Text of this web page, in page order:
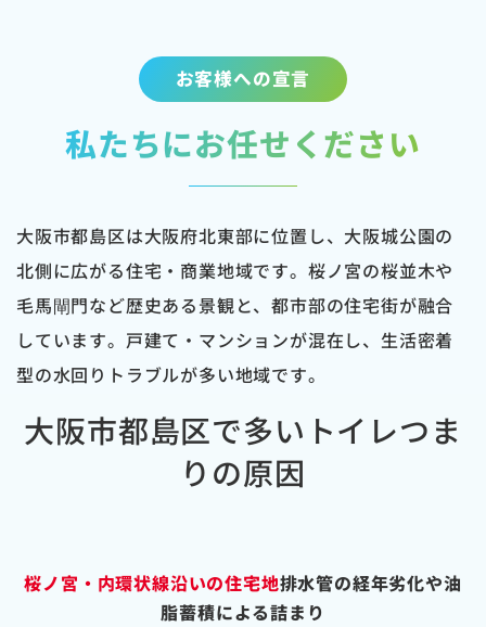
お客様への宣言
私たちにお任せください
大阪市都島区は大阪府北東部に位置し、大阪城公園の
北側に広がる住宅・商業地域です。桜ノ宮の桜並木や
毛馬閘門など歴史ある景観と、都市部の住宅街が融合
しています。戸建て・マンションが混在し、生活密着
型の水回りトラブルが多い地域です。
大阪市都島区で多いトイレつま
りの原因
桜ノ宮・内環状線沿いの住宅地排水管の経年劣化や油
脂蓄積による詰まり